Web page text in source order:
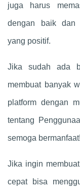
juga harus
dengan baik dan
yang positif.
Jika sudah ada
membuat banyak
platform dengan
tentang
semoga bermanfaat!
Jika ingin
cepat bisa